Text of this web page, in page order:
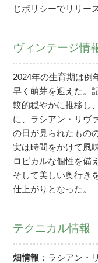
じポリシーでリリー
ヴィンテージ情
2024年の生育期は例
早く萌芽を迎えた。
較的穏やかに推移し
に、ラシアン・リヴ
の日が見られたもの
実は時間をかけて風
ロピカルな個性を備
そして美しい奥行き
仕上がりとなった。
テクニカル情報
畑情報 ：ラシアン・